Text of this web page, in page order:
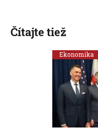
Čítajte tiež
Ekonomika